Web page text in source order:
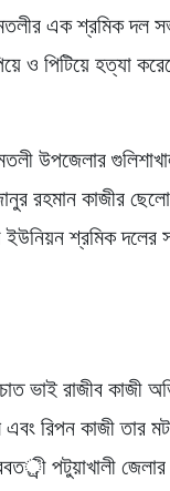
এক শ্রমিক দল
ও পিটিয়ে হত্যা
উপজেলার
রহমান কাজীর
ইউনিয়ন শ্রমিক দলের
ভাই রাজীব কাজী
এবং রিপন কাজী তার
পটুয়াখালী